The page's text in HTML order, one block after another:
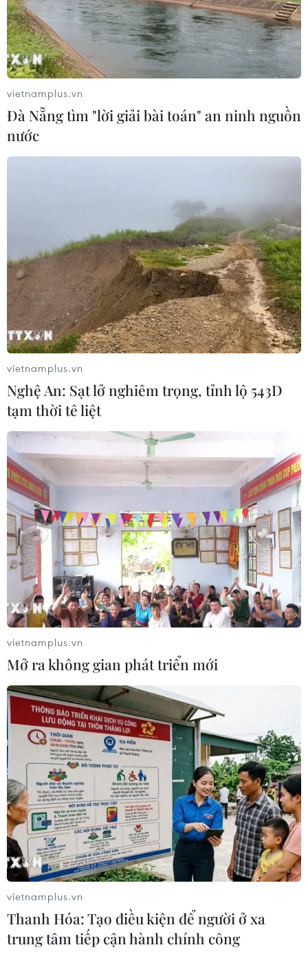
vietnamplus.vn
Đà Nẵng tìm "lời giải bài toán" an ninh nguồn
nước
vietnamplus.vn
Nghệ An: Sạt lở nghiêm trọng, tỉnh lộ 543D
tạm thời tê liệt
vietnamplus.vn
Mở ra không gian phát triển mới
vietnamplus.vn
Thanh Hóa: Tạo điều kiện để người ở xa
trung tâm tiếp cận hành chính công